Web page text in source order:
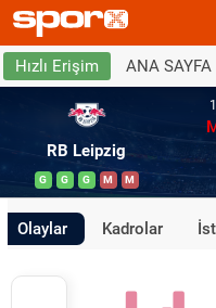
Hızlı Erişim ANA SAYFA
RB Leipzig
G G G M M
Olaylar Kadrolar